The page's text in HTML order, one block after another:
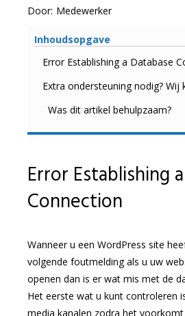
Door: Medewerker
Inhoudsopgave
Error Establishing a Database
Extra ondersteuning nodig? Wij
Was dit artikel behulpzaam?
Error Establishing
Connection
Wanneer u een WordPress site
volgende foutmelding als u uw
openen dan is er wat mis met de
Het eerste wat u kunt controleren
media kanalen zodra het